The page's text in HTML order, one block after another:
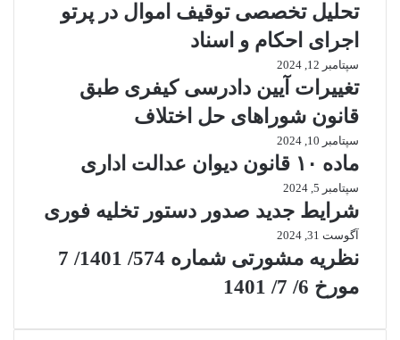
تحلیل تخصصی توقیف اموال در پرتو
اجرای احکام و اسناد
سپتامبر 12, 2024
تغییرات آیین دادرسی کیفری طبق
قانون شوراهای حل اختلاف
سپتامبر 10, 2024
ماده ۱۰ قانون دیوان عدالت اداری
سپتامبر 5, 2024
شرایط جدید صدور دستور تخلیه فوری
آگوست 31, 2024
نظریه مشورتی شماره 574/ 1401/ 7
مورخ 6/ 7/ 1401